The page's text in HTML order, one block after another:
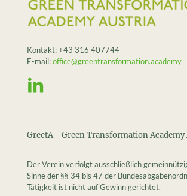
Kontakt:+43 316 407744
E-mail:office@greentransformation.academy
GreetA - Green Transformation Academy
Der Verein verfolgt ausschließlich
Sinne der §§ 34 bis 47 der
Tätigkeit ist nicht auf Gewinn gerichtet.